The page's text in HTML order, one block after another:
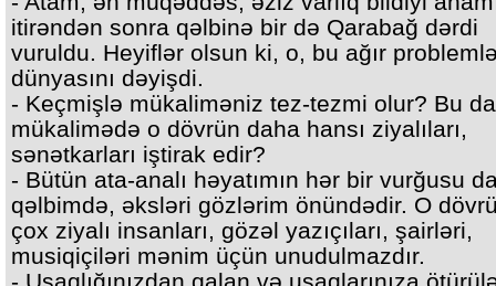
itirəndən sonra qəlbinə bir də Qarabağ dərdi
vuruldu. Heyiflər olsun ki, o, bu ağır
dünyasını dəyişdi.
- Keçmişlə mükaliməniz tez-tezmi olur? Bu
mükalimədə o dövrün daha hansı ziyalıları,
sənətkarları iştirak edir?
- Bütün ata-analı həyatımın hər bir vurğusu
qəlbimdə, əksləri gözlərim önündədir. O
çox ziyalı insanları, gözəl yazıçıları, şairləri,
musiqiçiləri mənim üçün unudulmazdır.